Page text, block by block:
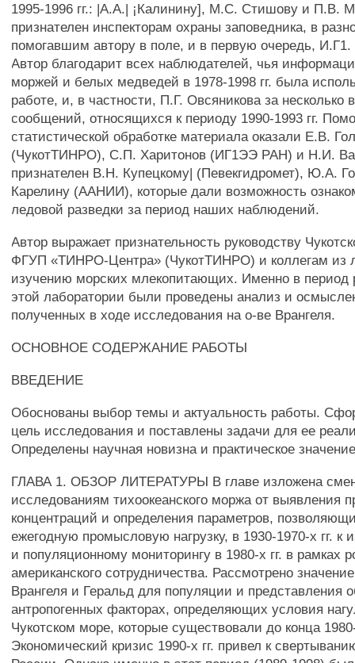
1995-1996 гг.: |А.А.| ¡Калинину], М.С. Стишову и П.В.
признателен инспекторам охраны заповедника, в
помогавшим автору в поле, и в первую очередь, И.Г1.
Автор благодарит всех наблюдателей, чья
моржей и белых медведей в 1978-1998 гг. была
работе, и, в частности, П.Г. Овсяникова за несколько
сообщений, относящихся к периоду 1990-1993 гг.
статистической обработке материала оказали Е.В.
(ЧукотТИНРО), С.П. Харитонов (ИГ1ЭЭ РАН) и Н.И.
признателен В.Н. Купецкому| (Певекгидромет), Ю.А.
Карелину (ААНИИ), которые дали возможность
ледовой разведки за период наших наблюдений.
Автор выражает признательность руководству
ФГУП «ТИНРО-Центра» (ЧукотТИНРО) и коллегам из
изучению морских млекопитающих. Именно в период
этой лаборатории были проведены анализ и
полученных в ходе исследования на о-ве Врангеля.
ОСНОВНОЕ СОДЕРЖАНИЕ РАБОТЫ
ВВЕДЕНИЕ
Обоснованы выбор темы и актуальность работы.
цель исследования и поставлены задачи для ее
Определены научная новизна и практическое
ГЛАВА 1. ОБЗОР ЛИТЕРАТУРЫ В главе изложена
исследованиям тихоокеанского моржа от выявления
концентраций и определения параметров,
ежегодную промысловую нагрузку, в 1930-1970-х гг. к
и популяционному мониторингу в 1980-х гг. в рамках
американского сотрудничества. Рассмотрено
Врангеля и Геральд для популяции и представления
антропогенных факторах, определяющих условия
Чукотском море, которые существовали до конца 1980-
Экономический кризис 1990-х гг. привел к